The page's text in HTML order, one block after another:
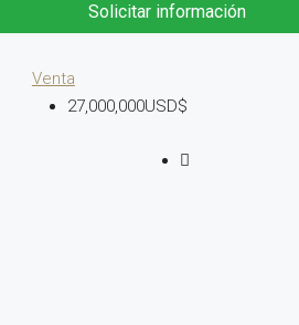
Solicitar información
Venta
27,000,000USD$